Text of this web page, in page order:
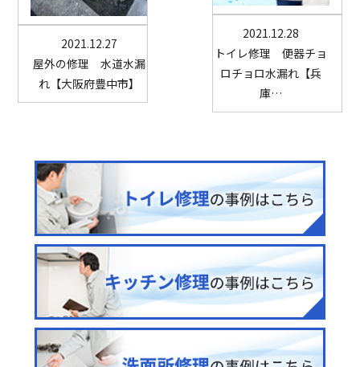
2021.12.27
屋外の修理 水道水漏
れ【大阪府豊中市】
2021.12.28
トイレ修理 便器チョ
ロチョロ水漏れ【兵
庫…